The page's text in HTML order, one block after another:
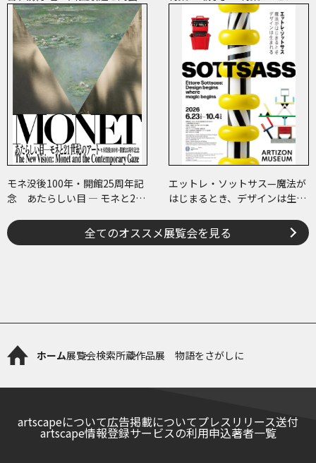
家・小川待子のコレクション
ル・イルミネーション」
モネ没後100年・開館25周年記
念 あたらしい目 ― モネと21
エットレ・ソットサス—魔法が
はじまるとき、デザインは生ま
全てのオススメ展覧会を見る
ホーム展覧会検索所蔵作品展 物語をさがしに
artscapeについて広告掲載についてプレスリリース送付
artscape情報登録サービスの利用申込著者一覧